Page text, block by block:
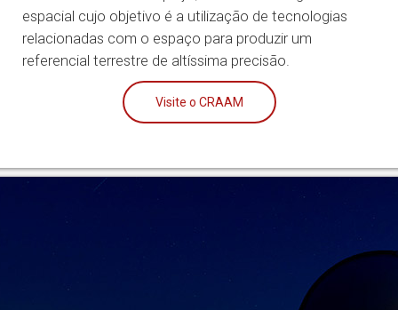
espacial cujo objetivo é a utilização de tecnologias
relacionadas com o espaço para produzir um
referencial terrestre de altíssima precisão.
Visite o CRAAM